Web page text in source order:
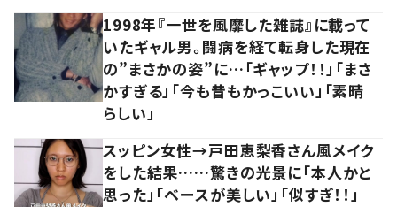
1998年『一世を風靡した雑誌』に載って
いたギャル男。闘病を経て転身した現在
の”まさかの姿”に…「ギャップ！！」「まさ
かすぎる」「今も昔もかっこいい」「素晴
らしい」
スッピン女性→戸田恵梨香さん風メイク
をした結果……驚きの光景に「本人かと
思った」「ベースが美しい」「似すぎ！！」